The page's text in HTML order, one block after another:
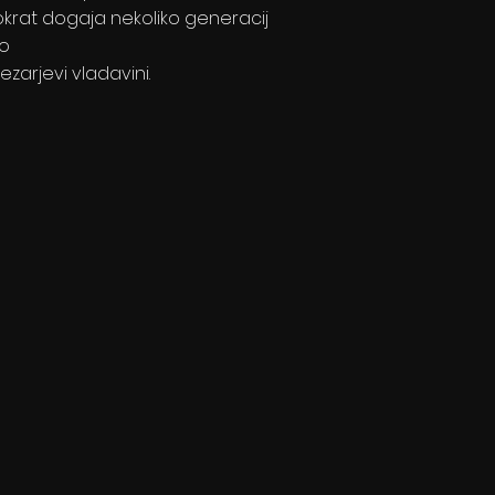
dogaja nekoliko generacij
vladavini.